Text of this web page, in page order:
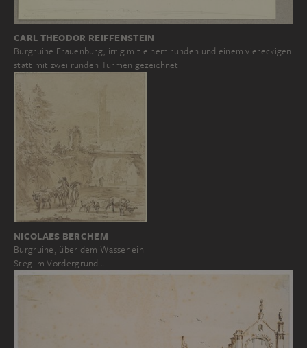
CARL THEODOR REIFFENSTEIN
Burgruine Frauenburg, irrig mit einem runden und einem viereckigen
statt mit zwei runden Türmen gezeichnet
NICOLAES BERCHEM
Burgruine, über dem Wasser ein
Steg im Vordergrund…